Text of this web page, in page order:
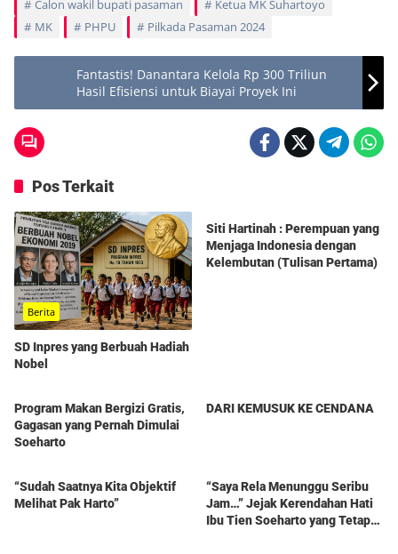
Calon wakil bupati pasaman
Ketua MK Suhartoyo
MK
PHPU Pilkada Pasaman 2024
Fantastis! Danantara Kelola Rp 300 Triliun
Hasil Efisiensi untuk Biayai Proyek Ini
Pos Terkait
Berita
SD Inpres yang Berbuah Hadiah
Nobel
Siti Hartinah : Perempuan yang
Menjaga Indonesia dengan
Kelembutan (Tulisan Pertama)
Program Makan Bergizi Gratis,
Gagasan yang Pernah Dimulai
Soeharto
DARI KEMUSUK KE CENDANA
“Sudah Saatnya Kita Objektif
Melihat Pak Harto”
“Saya Rela Menunggu Seribu
Jam…” Jejak Kerendahan Hati
Ibu Tien Soeharto yang Tetap